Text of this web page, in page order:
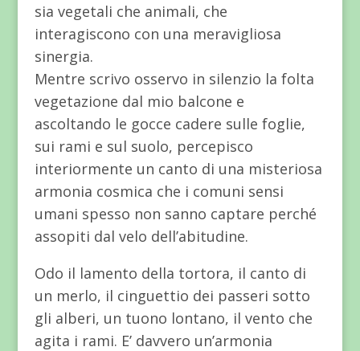
sia vegetali che animali, che
interagiscono con una meravigliosa
sinergia.
Mentre scrivo osservo in silenzio la folta
vegetazione dal mio balcone e
ascoltando le gocce cadere sulle foglie,
sui rami e sul suolo, percepisco
interiormente un canto di una misteriosa
armonia cosmica che i comuni sensi
umani spesso non sanno captare perché
assopiti dal velo dell’abitudine.
Odo il lamento della tortora, il canto di
un merlo, il cinguettio dei passeri sotto
gli alberi, un tuono lontano, il vento che
agita i rami. E’ davvero un’armonia